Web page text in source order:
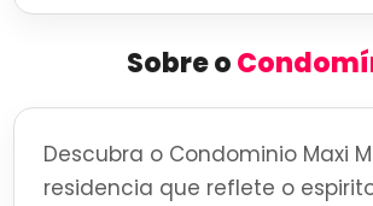
Sobre o
Descubra o Condominio Maxi
residencia que reflete o